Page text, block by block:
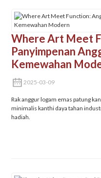
Where Art Meet
Panyimpenan
Kemewahan
2025-03-09
Rak anggur logam emas patung
minimalis kanthi daya tahan
hadiah.